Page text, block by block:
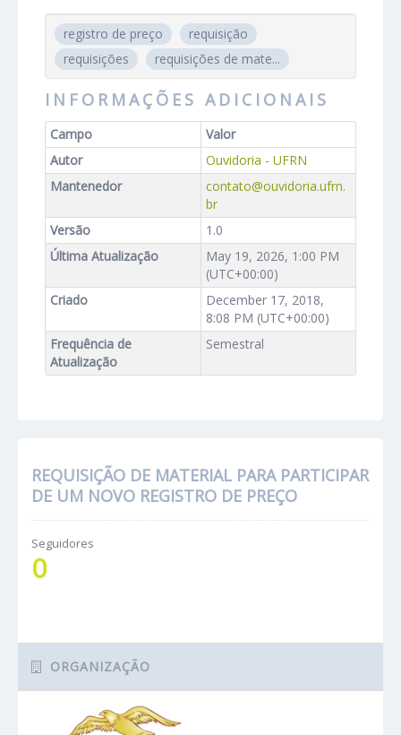
registro de preço
requisição
requisições
requisições de mate...
INFORMAÇÕES ADICIONAIS
Campo
Valor
Autor
Ouvidoria - UFRN
Mantenedor
contato@ouvidoria.ufrn.
br
Versão
1.0
Última Atualização
May 19, 2026, 1:00 PM
(UTC+00:00)
Criado
December 17, 2018,
8:08 PM (UTC+00:00)
Frequência de
Atualização
Semestral
REQUISIÇÃO DE MATERIAL PARA PARTICIPAR
DE UM NOVO REGISTRO DE PREÇO
Seguidores
0
ORGANIZAÇÃO